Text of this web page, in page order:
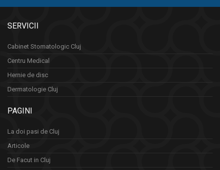
SERVICII
Cabinet Stomatologic Cluj
Centru Medical
Hernie de disc
Dermatologie Cluj
PAGINI
La doi pasi de Cluj
Articole
De Facut in Cluj